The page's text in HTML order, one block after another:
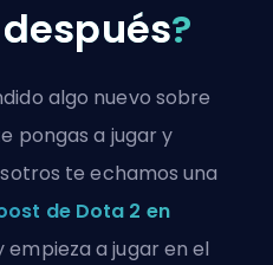
después?
algo nuevo sobre
pongas a jugar y
te echamos una
de Dota 2 en
empieza a jugar en el